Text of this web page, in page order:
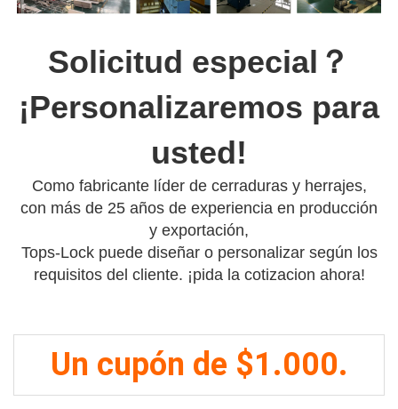
Solicitud especial？
¡Personalizaremos para
usted!
Como fabricante líder de cerraduras y herrajes,
con más de 25 años de experiencia en producción
y exportación,
Tops-Lock puede diseñar o personalizar según los
requisitos del cliente. ¡pida la cotizacion ahora!
Un cupón de $1.000.